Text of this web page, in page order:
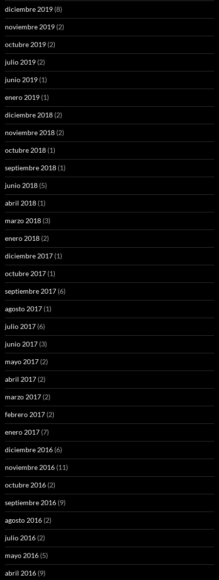
diciembre 2019 (8)
noviembre 2019 (2)
octubre 2019 (2)
julio 2019 (2)
junio 2019 (1)
enero 2019 (1)
diciembre 2018 (2)
noviembre 2018 (2)
octubre 2018 (1)
septiembre 2018 (1)
junio 2018 (5)
abril 2018 (1)
marzo 2018 (3)
enero 2018 (2)
diciembre 2017 (1)
octubre 2017 (1)
septiembre 2017 (6)
agosto 2017 (1)
julio 2017 (6)
junio 2017 (3)
mayo 2017 (2)
abril 2017 (2)
marzo 2017 (2)
febrero 2017 (2)
enero 2017 (7)
diciembre 2016 (6)
noviembre 2016 (11)
octubre 2016 (2)
septiembre 2016 (9)
agosto 2016 (2)
julio 2016 (2)
mayo 2016 (5)
abril 2016 (9)